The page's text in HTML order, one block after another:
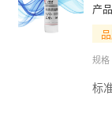
产
规格
标